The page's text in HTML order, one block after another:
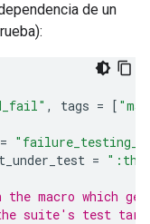
de un
, tags = [
=
=
macro which
suite's test